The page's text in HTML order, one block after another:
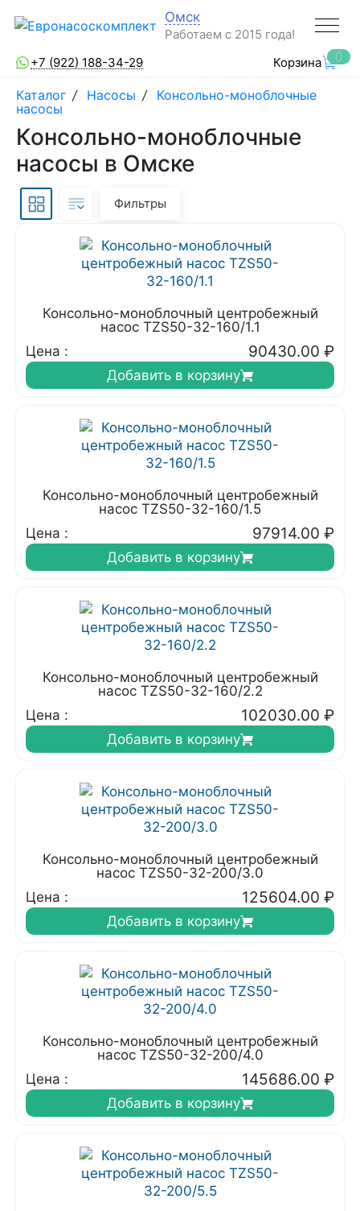
Омск
Работаем с 2015 года!
+7 (922) 188-34-29
Корзина 0
Каталог / Насосы / Консольно-моноблочные
насосы
Консольно-моноблочные
насосы в Омске
Фильтры
Консольно-моноблочный центробежный
насос TZS50-32-160/1.1
Цена :
90430.00 ₽
Добавить в корзину
Консольно-моноблочный центробежный
насос TZS50-32-160/1.5
Цена :
97914.00 ₽
Добавить в корзину
Консольно-моноблочный центробежный
насос TZS50-32-160/2.2
Цена :
102030.00 ₽
Добавить в корзину
Консольно-моноблочный центробежный
насос TZS50-32-200/3.0
Цена :
125604.00 ₽
Добавить в корзину
Консольно-моноблочный центробежный
насос TZS50-32-200/4.0
Цена :
145686.00 ₽
Добавить в корзину